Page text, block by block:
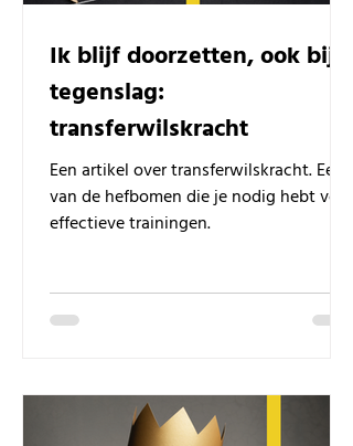
Ik blijf doorzetten, ook bij
tegenslag:
transferwilskracht
Een artikel over transferwilskracht. Een
van de hefbomen die je nodig hebt voor
effectieve trainingen.